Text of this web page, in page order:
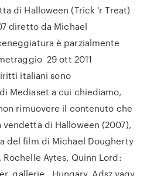
di Halloween (Trick 'r Treat)
diretto da Michael
è parzialmente
29 ott 2011
italiani sono
Mediaset a cui chiediamo,
rimuovere il contenuto che
di Halloween (2007),
del film di Michael Dougherty
Rochelle Aytes, Quinn Lord:
gallerie, Hungary, Adsz vagy